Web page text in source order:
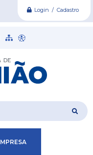
Login / Cadastro